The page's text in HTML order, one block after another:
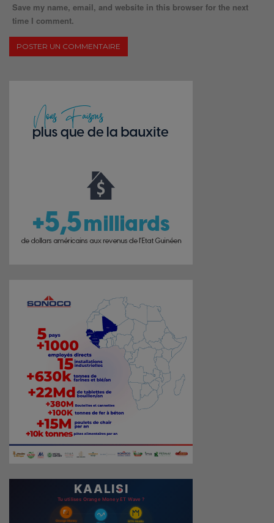
Save my name, email, and website in this browser for the next
time I comment.